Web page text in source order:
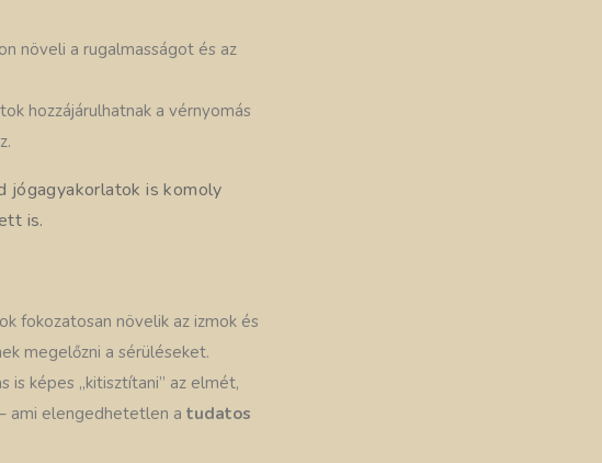
növeli a rugalmasságot és az
hozzájárulhatnak a vérnyomás
jógagyakorlatok is komoly
is.
fokozatosan növelik az izmok és
megelőzni a sérüléseket.
is képes „kitisztítani” az elmét,
ami elengedhetetlen a tudatos